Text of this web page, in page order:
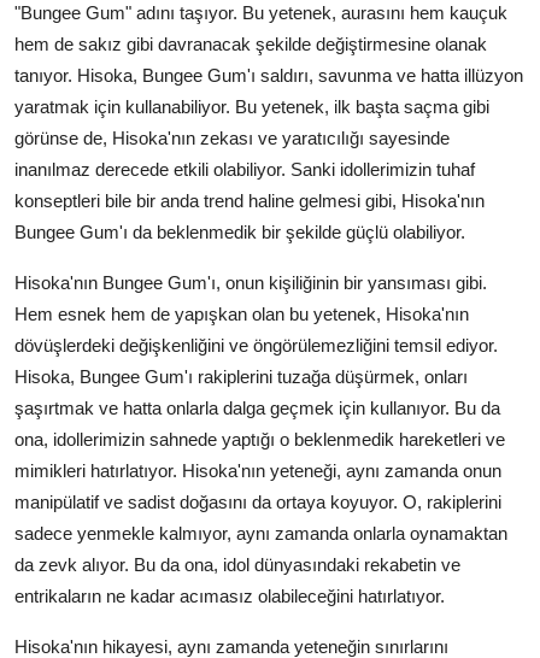
"Bungee Gum" adını taşıyor. Bu yetenek, aurasını hem kauçuk
hem de sakız gibi davranacak şekilde değiştirmesine olanak
tanıyor. Hisoka, Bungee Gum'ı saldırı, savunma ve hatta illüzyon
yaratmak için kullanabiliyor. Bu yetenek, ilk başta saçma gibi
görünse de, Hisoka'nın zekası ve yaratıcılığı sayesinde
inanılmaz derecede etkili olabiliyor. Sanki idollerimizin tuhaf
konseptleri bile bir anda trend haline gelmesi gibi, Hisoka'nın
Bungee Gum'ı da beklenmedik bir şekilde güçlü olabiliyor.
Hisoka'nın Bungee Gum'ı, onun kişiliğinin bir yansıması gibi.
Hem esnek hem de yapışkan olan bu yetenek, Hisoka'nın
dövüşlerdeki değişkenliğini ve öngörülemezliğini temsil ediyor.
Hisoka, Bungee Gum'ı rakiplerini tuzağa düşürmek, onları
şaşırtmak ve hatta onlarla dalga geçmek için kullanıyor. Bu da
ona, idollerimizin sahnede yaptığı o beklenmedik hareketleri ve
mimikleri hatırlatıyor. Hisoka'nın yeteneği, aynı zamanda onun
manipülatif ve sadist doğasını da ortaya koyuyor. O, rakiplerini
sadece yenmekle kalmıyor, aynı zamanda onlarla oynamaktan
da zevk alıyor. Bu da ona, idol dünyasındaki rekabetin ve
entrikaların ne kadar acımasız olabileceğini hatırlatıyor.
Hisoka'nın hikayesi, aynı zamanda yeteneğin sınırlarını